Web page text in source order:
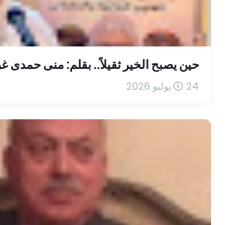
حين يصبح الخير ثقيلاً.. بقلم: منى حمدى
24 يوليو 2026